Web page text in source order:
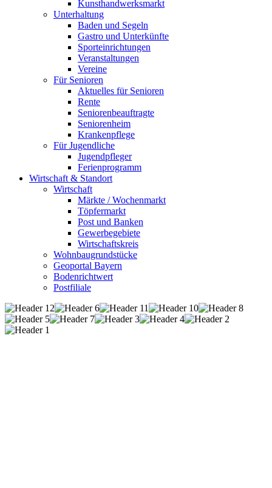
Kunsthandwerksmarkt
Unterhaltung
Baden und Segeln
Gastro und Unterkünfte
Sporteinrichtungen
Veranstaltungen
Vereine
Für Senioren
Aktuelles für Senioren
Rente
Seniorenbeauftragte
Seniorenheim
Krankenpflege
Für Jugendliche
Jugendpfleger
Ferienprogramm
Wirtschaft & Standort
Wirtschaft
Märkte / Wochenmarkt
Töpfermarkt
Post und Banken
Gewerbegebiete
Wirtschaftskreis
Wohnbaugrundstücke
Geoportal Bayern
Bodenrichtwert
Postfiliale